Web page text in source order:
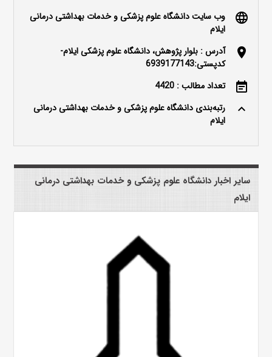
language
وب سایت دانشگاه علوم پزشکی و خدمات بهداشتی درمانی
ایلام
location_on
آدرس : بلوار پژوهش، دانشگاه علوم پزشکی ایلام-
کدپستی:6939177143
event_note تعداد مطالب : 4420
keyboard_arrow_up
رتبه‌بندی دانشگاه علوم پزشکی و خدمات بهداشتی درمانی
ایلام
سایر اخبار دانشگاه علوم پزشکی و خدمات بهداشتی درمانی
ایلام